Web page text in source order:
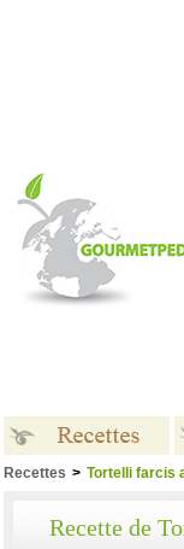
Recettes > Tortelli farcis
Recette de
Recettes